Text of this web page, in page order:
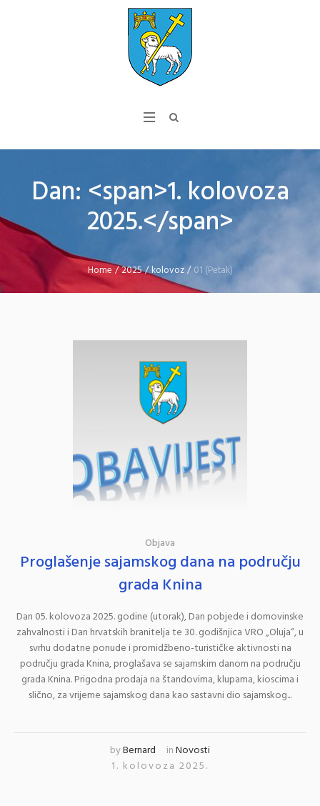
Dan: <span>1. kolovoza
2025.</span>
Home /2025/kolovoz /01 (Petak)
Objava
Proglašenje sajamskog dana na području
grada Knina
Dan 05. kolovoza 2025. godine (utorak), Dan pobjede i domovinske
zahvalnosti i Dan hrvatskih branitelja te 30. godišnjica VRO „Oluja“, u
svrhu dodatne ponude i promidžbeno-turističke aktivnosti na
području grada Knina, proglašava se sajamskim danom na području
grada Knina. Prigodna prodaja na štandovima, klupama, kioscima i
slično, za vrijeme sajamskog dana kao sastavni dio sajamskog...
byBernard inNovosti
1. kolovoza 2025.